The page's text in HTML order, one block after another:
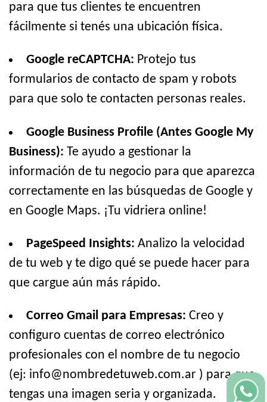
para que tus clientes te encuentren
fácilmente si tenés una ubicación física.
Google reCAPTCHA: Protejo tus
formularios de contacto de spam y robots
para que solo te contacten personas reales.
Google Business Profile (Antes Google My
Business): Te ayudo a gestionar la
información de tu negocio para que aparezca
correctamente en las búsquedas de Google y
en Google Maps. ¡Tu vidriera online!
PageSpeed Insights: Analizo la velocidad
de tu web y te digo qué se puede hacer para
que cargue aún más rápido.
Correo Gmail para Empresas: Creo y
configuro cuentas de correo electrónico
profesionales con el nombre de tu negocio
(ej: info@nombredetuweb.com.ar ) para que
tengas una imagen seria y organizada.